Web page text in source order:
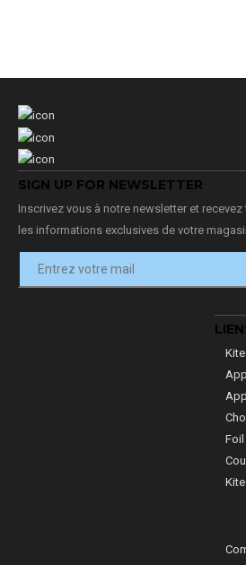
SIGN UP FOR NEWSLETTER
Inscrivez vous à notre newsletter et
les informations exclusives de votre